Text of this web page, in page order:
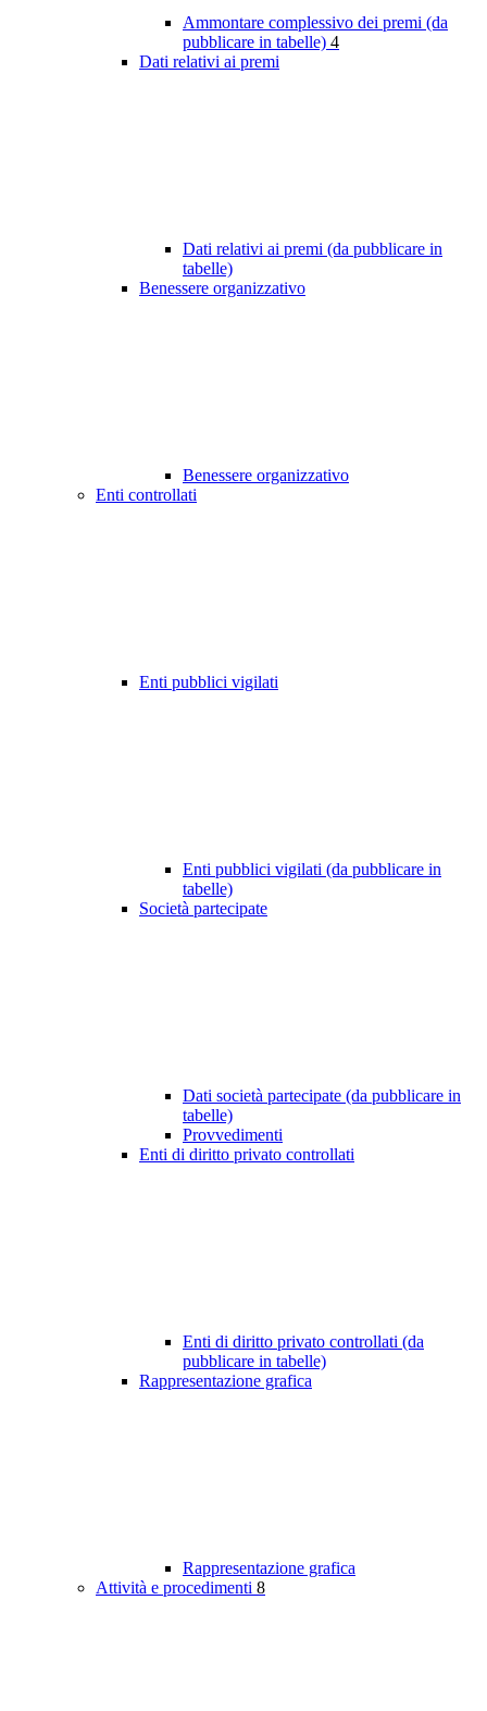
Ammontare complessivo dei premi (da
pubblicare in tabelle) 4
Dati relativi ai premi
Dati relativi ai premi (da pubblicare in
tabelle)
Benessere organizzativo
Benessere organizzativo
Enti controllati
Enti pubblici vigilati
Enti pubblici vigilati (da pubblicare in
tabelle)
Società partecipate
Dati società partecipate (da pubblicare in
tabelle)
Provvedimenti
Enti di diritto privato controllati
Enti di diritto privato controllati (da
pubblicare in tabelle)
Rappresentazione grafica
Rappresentazione grafica
Attività e procedimenti 8